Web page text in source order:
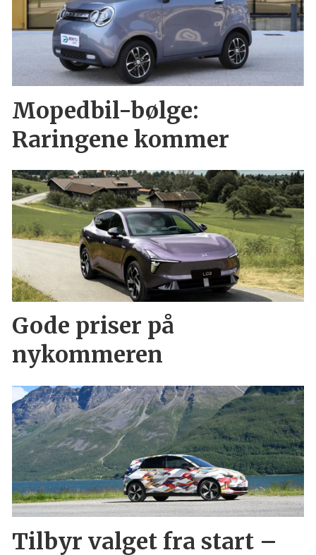
Mopedbil-bølge:
Raringene kommer
Gode priser på
nykommeren
Tilbyr valget fra start –